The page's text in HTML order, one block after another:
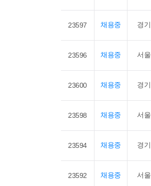
23597 채용중 경기
23596 채용중 서울
23600 채용중 경기
23598 채용중 서울
23594 채용중 경기
23592 채용중 서울